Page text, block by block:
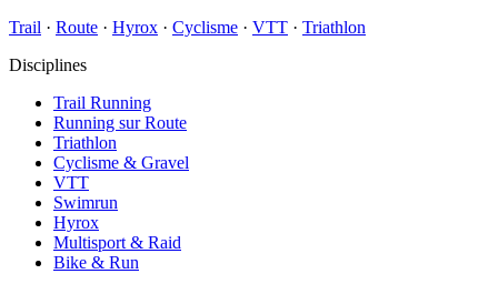
Trail · Route · Hyrox · Cyclisme · VTT · Triathlon
Disciplines
Trail Running
Running sur Route
Triathlon
Cyclisme & Gravel
VTT
Swimrun
Hyrox
Multisport & Raid
Bike & Run